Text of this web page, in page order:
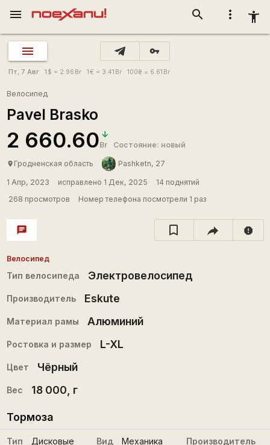
more_vert accessibility_new
search
menu
vpn_key
Пт, 7 Авг 1 $ = 2.96 Br 1€ = 3.41 Br 100₴ = 6.61 Br
Велосипед
Pavel Brasko
2 660.60Br Состояние: новый
place Гродненская область Pashketn, 27
1 Апр, 2023 исправлено 1 Дек, 2025
14 поднятий
268 просмотров
Номер телефона посмотрели 1 раз
chat report
Велосипед
Тип велосипеда Электровелосипед
Производитель Eskute
Материал рамы Алюминий
Ростовка и размер L-XL
Цвет Чёрный
Вес 18 000 , г
Тормоза
Тип Дисковые Вид Механика Производитель